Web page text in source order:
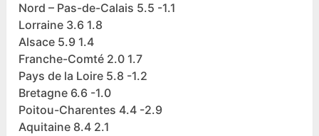
Nord – Pas-de-Calais 5.5 -1.1
Lorraine 3.6 1.8
Alsace 5.9 1.4
Franche-Comté 2.0 1.7
Pays de la Loire 5.8 -1.2
Bretagne 6.6 -1.0
Poitou-Charentes 4.4 -2.9
Aquitaine 8.4 2.1